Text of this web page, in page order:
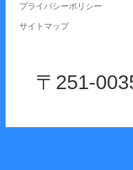
プライバシーポリシー
サイトマップ
〒251-